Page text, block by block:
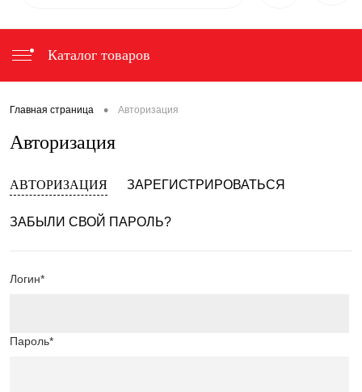
Каталог товаров
Главная страница • Авторизация
Авторизация
АВТОРИЗАЦИЯ ЗАРЕГИСТРИРОВАТЬСЯ
ЗАБЫЛИ СВОЙ ПАРОЛЬ?
Логин*
Пароль*